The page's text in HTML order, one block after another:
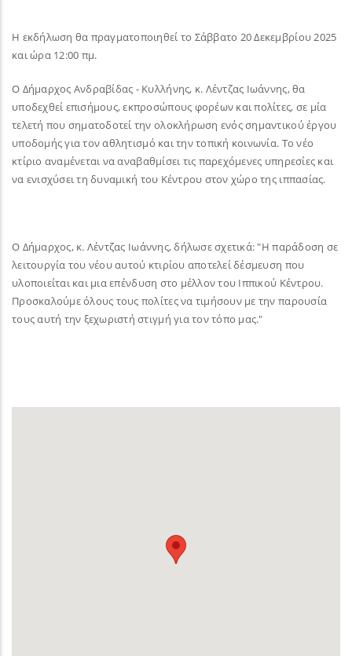
​Η εκδήλωση θα πραγματοποιηθεί το Σάββατο 20 Δεκεμβρίου 2025
και ώρα 12:00 πμ.
​Ο Δήμαρχος Ανδραβίδας - Κυλλήνης, κ. Λέντζας Ιωάννης, θα
υποδεχθεί επισήμους, εκπροσώπους φορέων και πολίτες, σε μία
τελετή που σηματοδοτεί την ολοκλήρωση ενός σημαντικού έργου
υποδομής για τον αθλητισμό και την τοπική κοινωνία. Το νέο
κτίριο αναμένεται να αναβαθμίσει τις παρεχόμενες υπηρεσίες και
να ενισχύσει τη δυναμική του Κέντρου στον χώρο της ιππασίας.
​Ο Δήμαρχος, κ. Λέντζας Ιωάννης, δήλωσε σχετικά: "Η παράδοση σε
λειτουργία του νέου αυτού κτιρίου αποτελεί δέσμευση που
υλοποιείται και μια επένδυση στο μέλλον του Ιππικού Κέντρου.
Προσκαλούμε όλους τους πολίτες να τιμήσουν με την παρουσία
τους αυτή την ξεχωριστή στιγμή για τον τόπο μας."